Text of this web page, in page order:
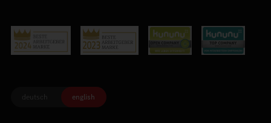
deutsch english